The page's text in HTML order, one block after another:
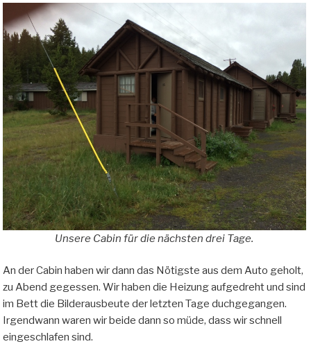
Unsere Cabin für die nächsten drei Tage.
An der Cabin haben wir dann das Nötigste aus dem Auto geholt,
zu Abend gegessen. Wir haben die Heizung aufgedreht und sind
im Bett die Bilderausbeute der letzten Tage duchgegangen.
Irgendwann waren wir beide dann so müde, dass wir schnell
eingeschlafen sind.